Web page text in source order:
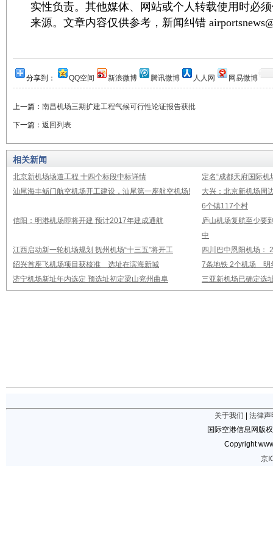
实性负责。其他媒体、网站或个人转载使用时必
来源。文章内容仅供参考，新闻纠错
分享到： QQ空间 新浪微博 腾讯微博 人人网 网易微博
上一篇： 南昌机场三期扩建工程气候可行性论证报告获批
下一篇： 返回列表
相关新闻
北京新机场场道工程 十四个标段中标详情
定名“成都天府国际
汕尾海丰鲘门航空机场开工建设，汕尾第一座航空机场!
大兴：北京新机场周
6个镇117个村
信阳：明港机场即将开建 预计2017年建成通航
庐山机场复航至少要
中
江西启动新一轮机场规划 抚州机场“十三五”将开工
四川巴中恩阳机场：
绍兴首座飞机场项目获核准 选址在滨海新城
7条地铁 2个机场 明
济宁机场新址年内选定 预选址初定梁山兖州曲阜
三亚新机场已确定选
关于我们
法律声
国际空港信息网版
Copyright
京